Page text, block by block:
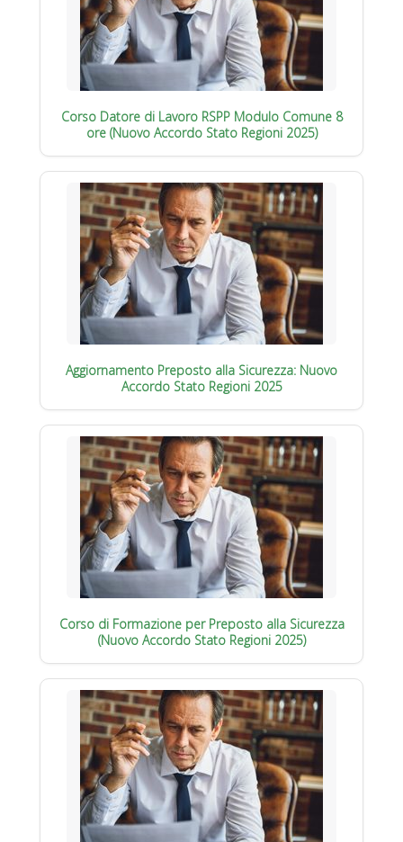
Corso Datore di Lavoro RSPP Modulo Comune 8
ore (Nuovo Accordo Stato Regioni 2025)
Aggiornamento Preposto alla Sicurezza: Nuovo
Accordo Stato Regioni 2025
Corso di Formazione per Preposto alla Sicurezza
(Nuovo Accordo Stato Regioni 2025)